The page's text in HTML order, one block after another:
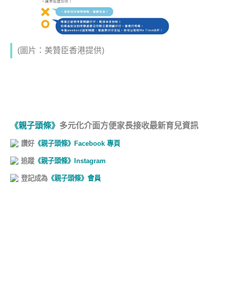
(圖片：美贊臣香港提供)
《親子頭條》 多元化介面方便家長接收最新育兒資訊
讚好《親子頭條》Facebook 專頁
追蹤《親子頭條》Instagram
登記成為 《親子頭條》會員